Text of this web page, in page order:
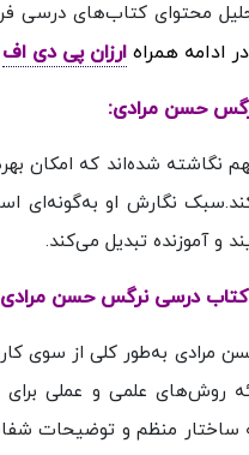
محتوای کتاب‌های درسی
در ادامه همراهارزان پی دی اف
حسن مرادی:
نگاشته شده‌اند که امکان
نگارش او به‌گونه‌ای
و آموزنده تبدیل می‌کند.
کتاب درسی نرگس حسن
به‌طور کلی از سوی
روش‌های علمی و عملی برای
ساختار منظم و توضیحات